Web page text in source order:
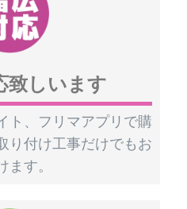
致しいます
ト、フリマアプリで購
り付け工事だけでもお
す。